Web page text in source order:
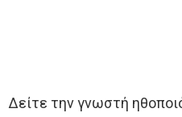
Δείτε την γνωστή